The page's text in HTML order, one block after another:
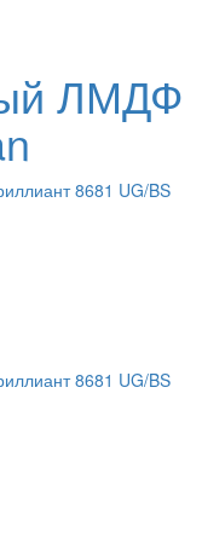
ЛМДФ
8681 UG/BS
8681 UG/BS